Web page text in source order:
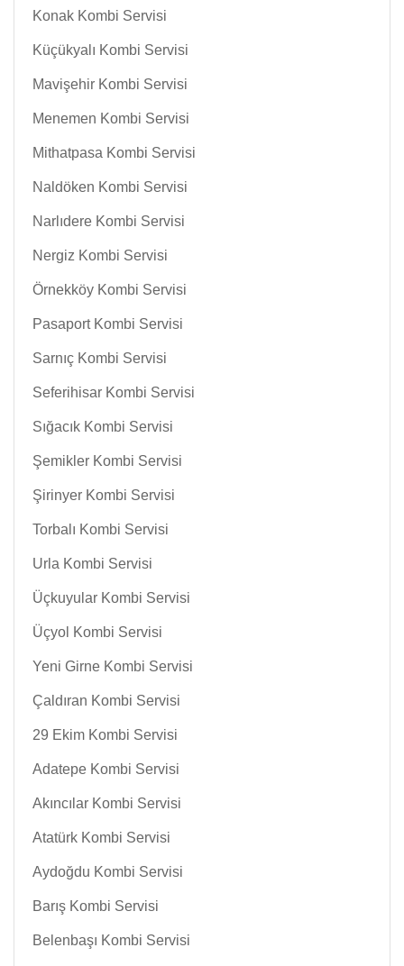
Konak Kombi Servisi
Küçükyalı Kombi Servisi
Mavişehir Kombi Servisi
Menemen Kombi Servisi
Mithatpasa Kombi Servisi
Naldöken Kombi Servisi
Narlıdere Kombi Servisi
Nergiz Kombi Servisi
Örnekköy Kombi Servisi
Pasaport Kombi Servisi
Sarnıç Kombi Servisi
Seferihisar Kombi Servisi
Sığacık Kombi Servisi
Şemikler Kombi Servisi
Şirinyer Kombi Servisi
Torbalı Kombi Servisi
Urla Kombi Servisi
Üçkuyular Kombi Servisi
Üçyol Kombi Servisi
Yeni Girne Kombi Servisi
Çaldıran Kombi Servisi
29 Ekim Kombi Servisi
Adatepe Kombi Servisi
Akıncılar Kombi Servisi
Atatürk Kombi Servisi
Aydoğdu Kombi Servisi
Barış Kombi Servisi
Belenbaşı Kombi Servisi